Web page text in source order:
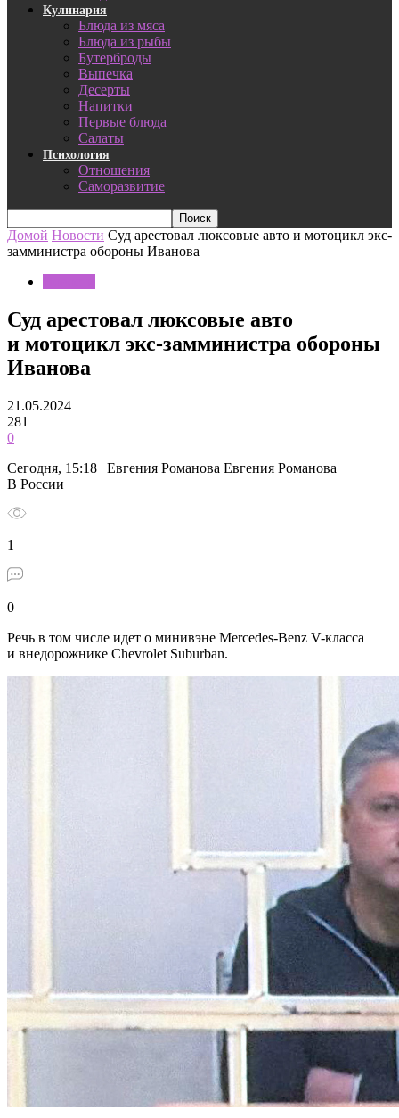
Кулинария
Блюда из мяса
Блюда из рыбы
Бутерброды
Выпечка
Десерты
Напитки
Первые блюда
Салаты
Психология
Отношения
Саморазвитие
Домой Новости Суд арестовал люксовые авто и мотоцикл экс-
замминистра обороны Иванова
Суд арестовал люксовые авто
и мотоцикл экс-замминистра обороны
Иванова
21.05.2024
281
0
Сегодня, 15:18 | Евгения Романова Евгения Романова
В России
1
0
Речь в том числе идет о минивэне Mercedes-Benz V-класса
и внедорожнике Chevrolet Suburban.